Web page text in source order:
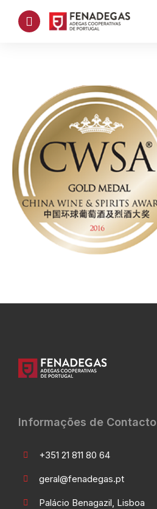
Informações de Contacto
+351 21 811 80 64
geral@fenadegas.pt
Palácio Benagazil, Lisboa